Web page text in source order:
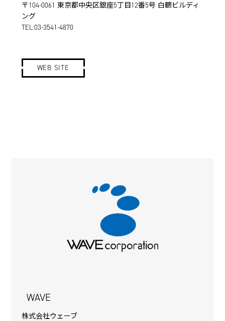
〒104-0061 東京都中央区銀座5丁目12番5号 白鶴ビルディ
ング
TEL:03-3541-4870
WEB SITE
WAVE
株式会社ウェーブ